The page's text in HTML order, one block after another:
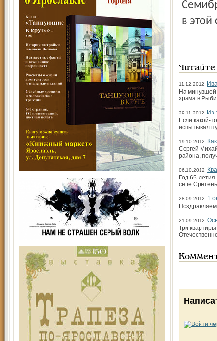
в этой
11.12.2012
На минувшей
храма в
29.11.2012
Из
Если какой-
испытывал
19.10.2012
Сергей
района,
06.10.2012
Год 65-
селе
28.09.2012
1
21.09.2012
Три